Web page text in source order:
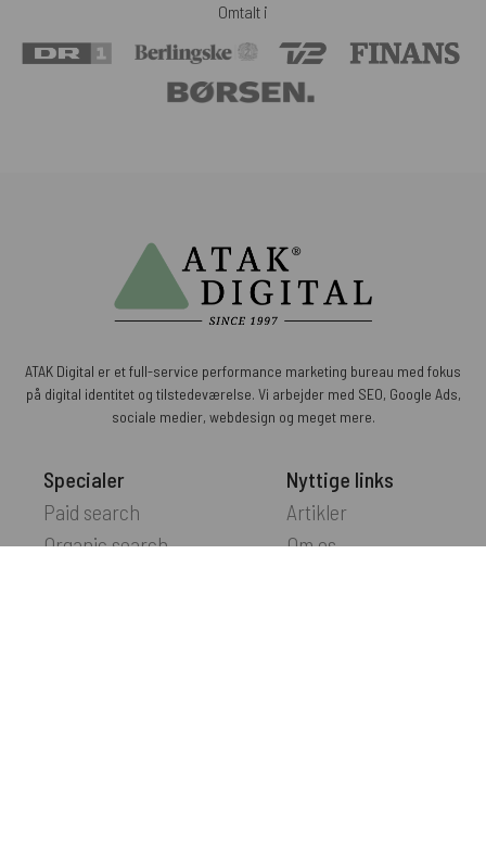
Omtalt i
ATAK Digital er et full-service performance marketing bureau med fokus
på digital identitet og tilstedeværelse. Vi arbejder med SEO, Google Ads,
sociale medier, webdesign og meget mere.
Specialer
Paid search
Organic search
Nyttige links
Artikler
Om os